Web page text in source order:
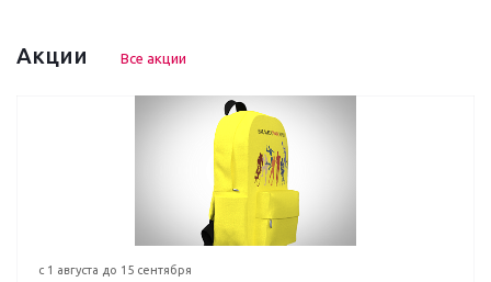
Акции Все акции
с 1 августа до 15 сентября